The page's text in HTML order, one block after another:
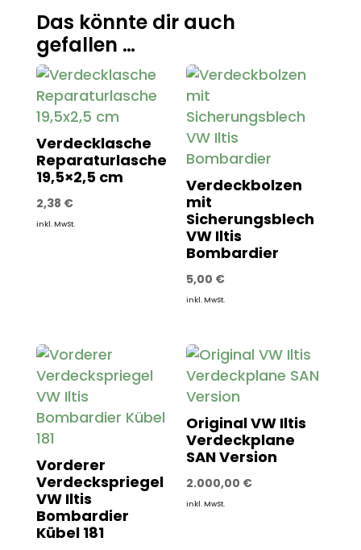
Das könnte dir auch
gefallen …
Verdecklasche
Reparaturlasche
19,5×2,5 cm
2,38 €
inkl. MwSt.
Verdeckbolzen
mit
Sicherungsblech
VW Iltis
Bombardier
5,00 €
inkl. MwSt.
Vorderer
Verdeckspriegel
VW Iltis
Bombardier
Kübel 181
Original VW Iltis
Verdeckplane
SAN Version
2.000,00 €
inkl. MwSt.